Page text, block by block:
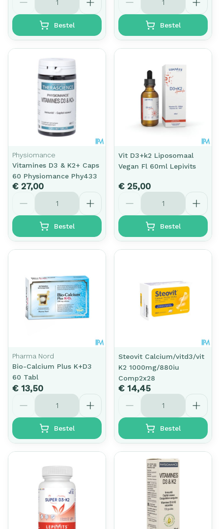
Bestel Bestel
Physiomance
Vitamines D3 & K2+ Caps
60 Physiomance Phy433
€ 27,00
Aantal
Bestel
Vit D3+k2 Liposomaal
Vegan Fl 60ml Lepivits
€ 25,00
Aantal
Bestel
Pharma Nord
Bio-Calcium Plus K+D3
60 Tabl
€ 13,50
Aantal
Bestel
Steovit Calcium/vitd3/vit
K2 1000mg/880iu
Comp2x28
€ 14,45
Aantal
Bestel